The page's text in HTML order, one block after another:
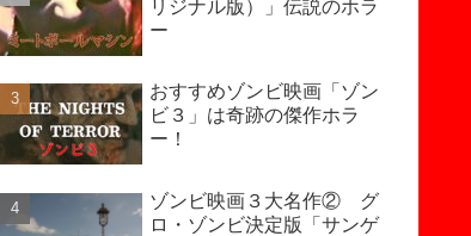
リジナル版）」伝説のホラ
ー
おすすめゾンビ映画「ゾン
ビ３」は奇跡の傑作ホラ
ー！
ゾンビ映画３大名作② グ
ロ・ゾンビ決定版「サンゲ